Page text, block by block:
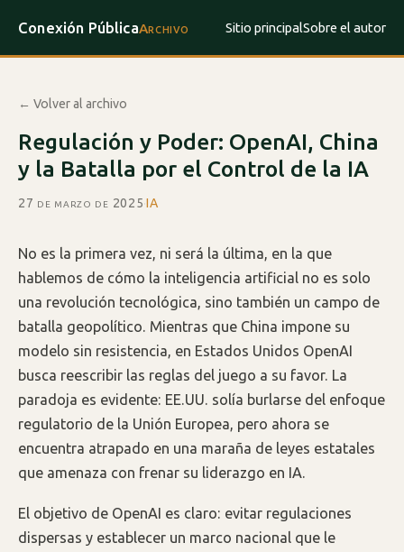
Conexión PúblicaArchivo Sitio principalSobre el autor
← Volver al archivo
Regulación y Poder: OpenAI, China
y la Batalla por el Control de la IA
27 de marzo de 2025·IA
No es la primera vez, ni será la última, en la que
hablemos de cómo la inteligencia artificial no es solo
una revolución tecnológica, sino también un campo de
batalla geopolítico. Mientras que China impone su
modelo sin resistencia, en Estados Unidos OpenAI
busca reescribir las reglas del juego a su favor. La
paradoja es evidente: EE.UU. solía burlarse del enfoque
regulatorio de la Unión Europea, pero ahora se
encuentra atrapado en una maraña de leyes estatales
que amenaza con frenar su liderazgo en IA.
El objetivo de OpenAI es claro: evitar regulaciones
dispersas y establecer un marco nacional que le